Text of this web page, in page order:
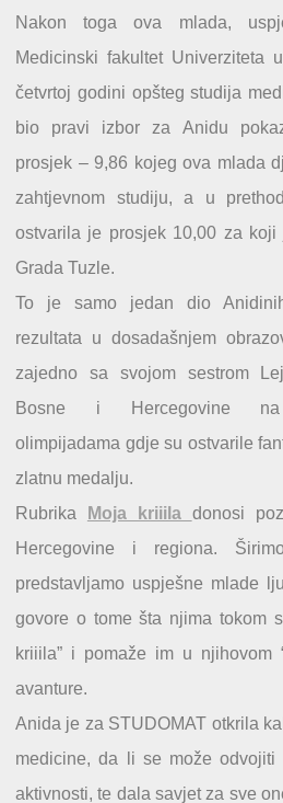
Nakon toga ova mlada,
Medicinski fakultet Univerziteta
četvrtoj godini opšteg studija
bio pravi izbor za Anidu
prosjek – 9,86 kojeg ova mlada
zahtjevnom studiju, a u
ostvarila je prosjek 10,00 za koji
Grada Tuzle.
To je samo jedan dio
rezultata u dosadašnjem
zajedno sa svojom sestrom
Bosne i Hercegovine na
olimpijadama gdje su ostvarile
zlatnu medalju.
Rubrika
Moja kriiila donosi
Hercegovine i regiona.
predstavljamo uspješne mlade
govore o tome šta njima tokom
kriiila” i pomaže im u njihovom
avanture.
Anida je za STUDOMAT otkrila
medicine, da li se može odvojiti
aktivnosti, te dala savjet za sve